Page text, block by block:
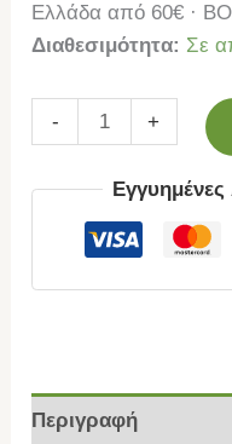
Ελλάδα από 60€ ·
Διαθεσιμότητα: Σε
- +
Περιγραφή